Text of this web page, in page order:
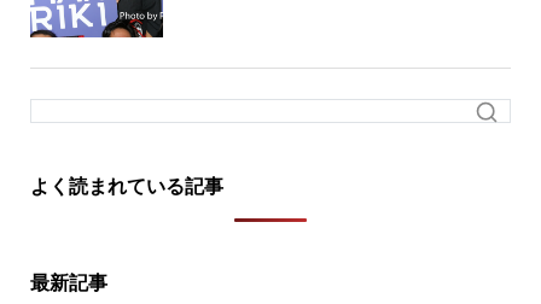
よく読まれている記事
最新記事